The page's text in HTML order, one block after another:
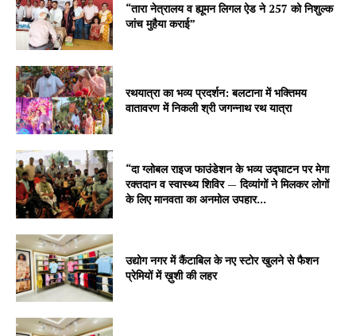
“तारा नेत्रालय व ह्यूमन लिगल ऐड ने 257 को निशुल्क
जांच मुहैया कराई”
रथयात्रा का भव्य प्रदर्शन: बलटाना में भक्तिमय
वातावरण में निकली श्री जगन्नाथ रथ यात्रा
“दा ग्लोबल राइज फाउंडेशन के भव्य उद्घाटन पर मेगा
रक्तदान व स्वास्थ्य शिविर — दिव्यांगों ने मिलकर लोगों
के लिए मानवता का अनमोल उपहार...
उद्योग नगर में कैंटाबिल के नए स्टोर खुलने से फैशन
प्रेमियों में ख़ुशी की लहर